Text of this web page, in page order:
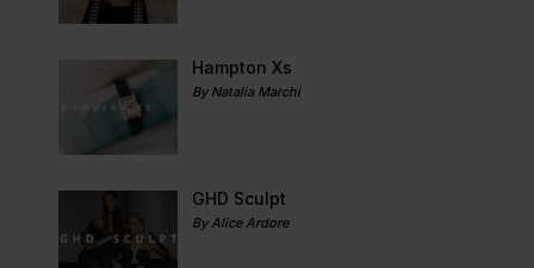
Hampton Xs
By Natalia Marchi
GHD Sculpt
By Alice Ardore